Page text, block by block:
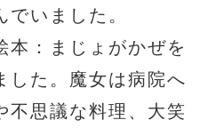
いました。
本：まじょがかぜを
した。魔女は病院へ
不思議な料理、大笑